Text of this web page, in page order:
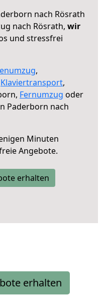
nach Rösrath
nach Rösrath, wir
und stressfrei
,
Klaviertransport,
Fernumzug oder
Paderborn nach
Minuten
Angebote.
erhalten
erhalten